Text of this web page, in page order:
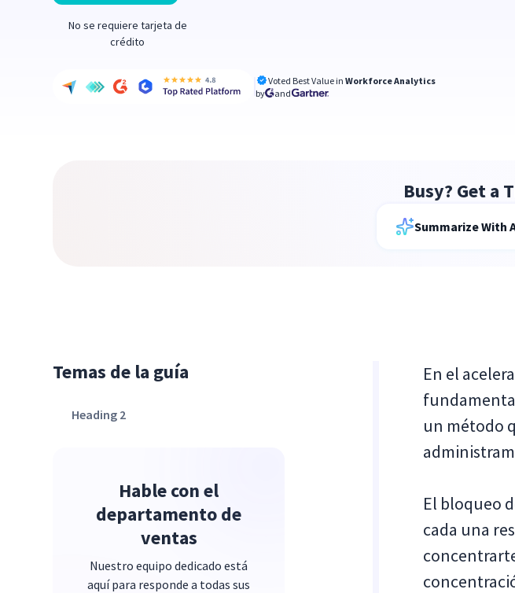
No se requiere tarjeta de
crédito
Voted Best Value inWorkforce Analytics
by
and
Busy? Get a
Summarize With
Temas de la guía
Heading 2
Hable con el
departamento de
ventas
Nuestro equipo dedicado está
aquí para responde a todas sus
En el
un método
El bloqueo
cada una